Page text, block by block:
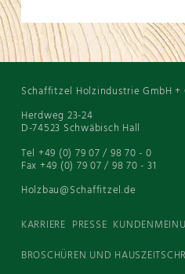
Schaffitzel Holzindustrie GmbH +
Herdweg 23-24
D-74523 Schwäbisch Hall
Tel +49 (0) 79 07 / 98 70 - 0
Fax +49 (0) 79 07 / 98 70 - 31
Holzbau@Schaffitzel.de
KARRIERE PRESSE
BROSCHÜREN UND